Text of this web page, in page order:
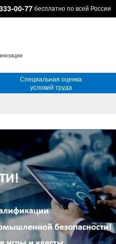
00-77бесплатно по всей России
Специальная оценка
условий труда